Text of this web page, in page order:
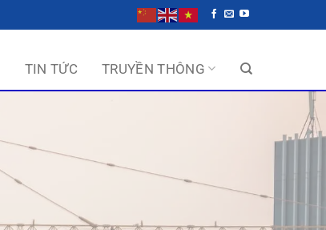
TIN TỨC TRUYỀN THÔNG